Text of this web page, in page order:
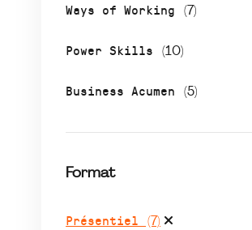
Ways of Working (7)
Power Skills (10)
Business Acumen (5)
Format
Présentiel (7)